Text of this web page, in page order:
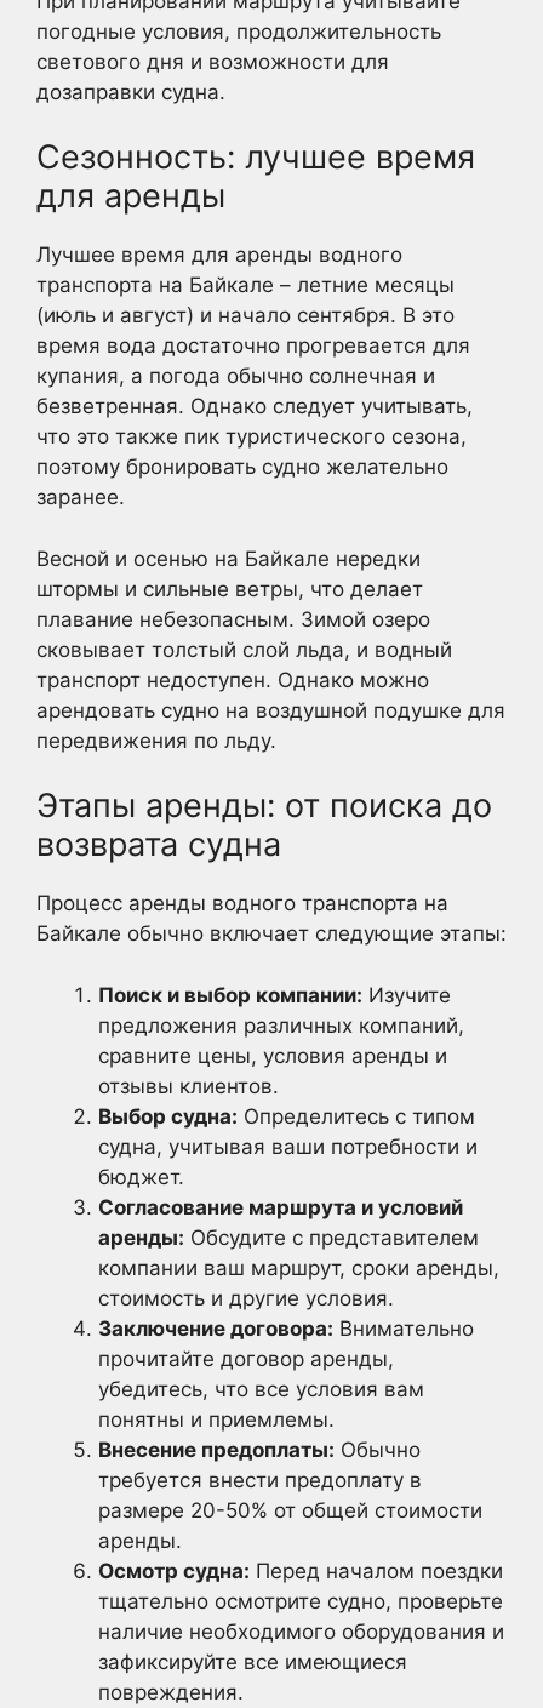
погодные условия, продолжительность
светового дня и возможности для
дозаправки судна.
Сезонность: лучшее время
для аренды
Лучшее время для аренды водного
транспорта на Байкале – летние месяцы
(июль и август) и начало сентября. В это
время вода достаточно прогревается для
купания, а погода обычно солнечная и
безветренная. Однако следует учитывать,
что это также пик туристического сезона,
поэтому бронировать судно желательно
заранее.
Весной и осенью на Байкале нередки
штормы и сильные ветры, что делает
плавание небезопасным. Зимой озеро
сковывает толстый слой льда, и водный
транспорт недоступен. Однако можно
арендовать судно на воздушной подушке для
передвижения по льду.
Этапы аренды: от поиска до
возврата судна
Процесс аренды водного транспорта на
Байкале обычно включает следующие этапы:
Поиск и выбор компании: Изучите
предложения различных компаний,
сравните цены, условия аренды и
отзывы клиентов.
Выбор судна: Определитесь с типом
судна, учитывая ваши потребности и
бюджет.
Согласование маршрута и условий
аренды: Обсудите с представителем
компании ваш маршрут, сроки аренды,
стоимость и другие условия.
Заключение договора: Внимательно
прочитайте договор аренды,
убедитесь, что все условия вам
понятны и приемлемы.
Внесение предоплаты: Обычно
требуется внести предоплату в
размере 20-50% от общей стоимости
аренды.
Осмотр судна: Перед началом поездки
тщательно осмотрите судно, проверьте
наличие необходимого оборудования и
зафиксируйте все имеющиеся
повреждения.